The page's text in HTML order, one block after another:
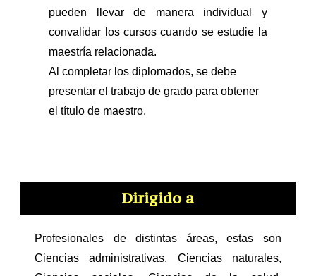
pueden llevar de manera individual y
convalidar los cursos cuando se estudie la
maestría relacionada.
Al completar los diplomados, se debe
presentar el trabajo de grado para obtener
el título de maestro.
Dirigido a
Profesionales de distintas áreas, estas son
Ciencias administrativas, Ciencias naturales,